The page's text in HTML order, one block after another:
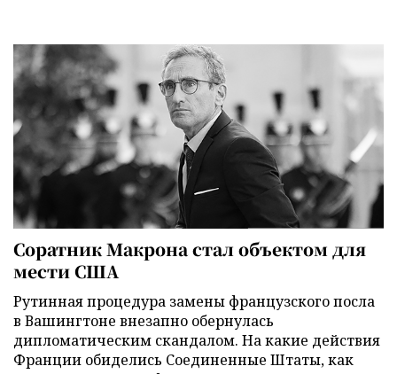
Соратник Макрона стал объектом для
мести США
Рутинная процедура замены французского посла
в Вашингтоне внезапно обернулась
дипломатическим скандалом. На какие действия
Франции обиделись Соединенные Штаты, как